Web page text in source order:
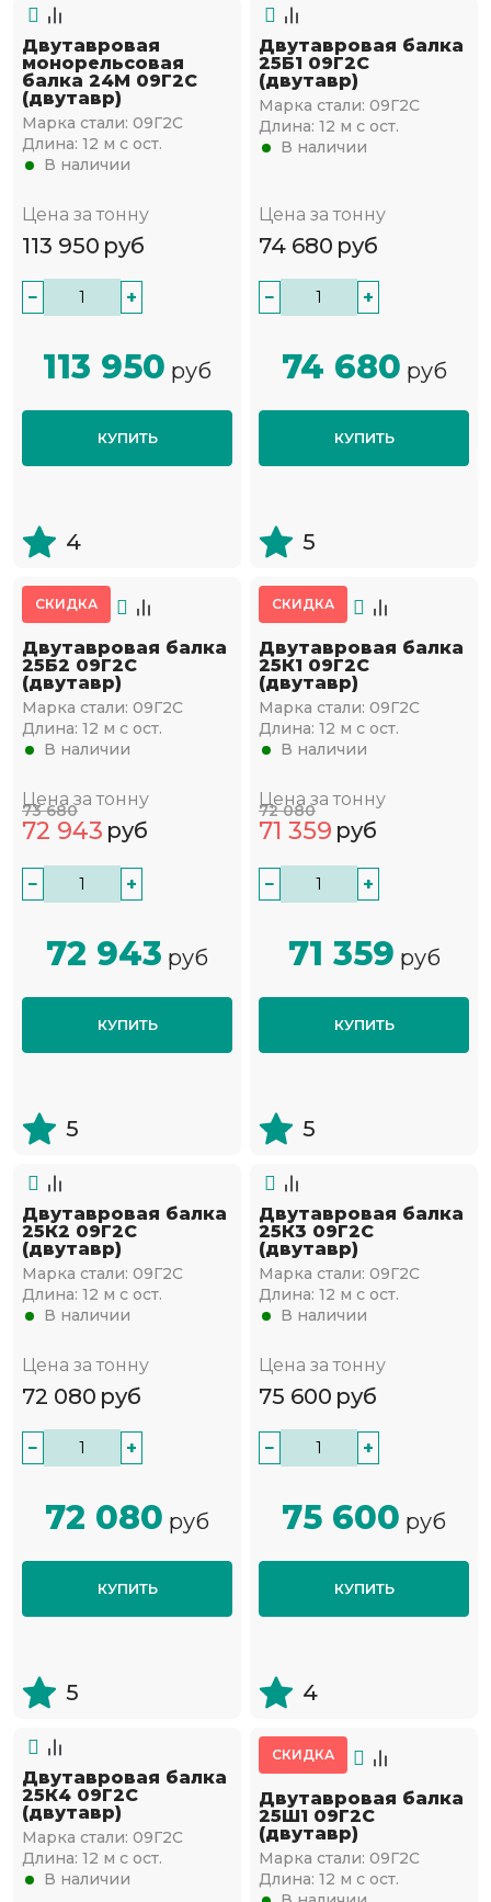
Двутавровая
монорельсовая
балка 24М 09Г2С
(двутавр)
Марка стали: 09Г2С
Длина: 12 м с ост.
В наличии
Цена за тонну
113 950 руб
− +
113 950 руб
КУПИТЬ
4
Двутавровая балка
25Б1 09Г2С
(двутавр)
Марка стали: 09Г2С
Длина: 12 м с ост.
В наличии
Цена за тонну
74 680 руб
− +
74 680 руб
КУПИТЬ
5
СКИДКА
Двутавровая балка
25Б2 09Г2С
(двутавр)
Марка стали: 09Г2С
Длина: 12 м с ост.
В наличии
Цена за тонну
73 680
72 943 руб
− +
72 943 руб
КУПИТЬ
5
СКИДКА
Двутавровая балка
25К1 09Г2С
(двутавр)
Марка стали: 09Г2С
Длина: 12 м с ост.
В наличии
Цена за тонну
72 080
71 359 руб
− +
71 359 руб
КУПИТЬ
5
Двутавровая балка
25К2 09Г2С
(двутавр)
Марка стали: 09Г2С
Длина: 12 м с ост.
В наличии
Цена за тонну
72 080 руб
− +
72 080 руб
КУПИТЬ
5
Двутавровая балка
25К3 09Г2С
(двутавр)
Марка стали: 09Г2С
Длина: 12 м с ост.
В наличии
Цена за тонну
75 600 руб
− +
75 600 руб
КУПИТЬ
4
Двутавровая балка
25К4 09Г2С
(двутавр)
Марка стали: 09Г2С
Длина: 12 м с ост.
В наличии
СКИДКА
Двутавровая балка
25Ш1 09Г2С
(двутавр)
Марка стали: 09Г2С
Длина: 12 м с ост.